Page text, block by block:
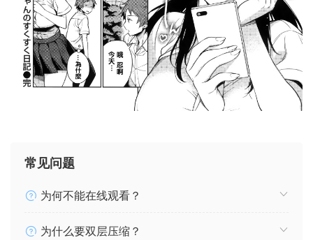
常见问题
为何不能在线观看？
为什么要双层压缩？